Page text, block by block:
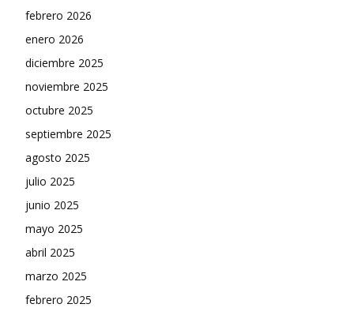
febrero 2026
enero 2026
diciembre 2025
noviembre 2025
octubre 2025
septiembre 2025
agosto 2025
julio 2025
junio 2025
mayo 2025
abril 2025
marzo 2025
febrero 2025